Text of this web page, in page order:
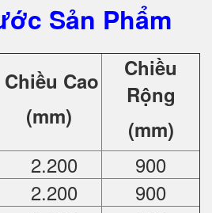
Sản Phẩm
Chiều Cao
(mm)
Chiều
Rộng
(mm)
2.200
900
2.200
900